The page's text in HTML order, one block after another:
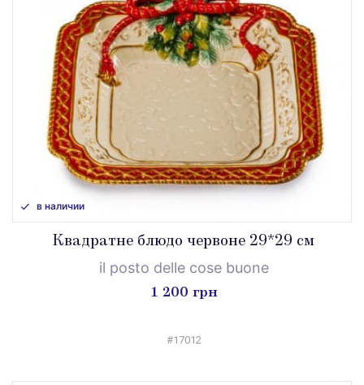
в наличии
Квадратне блюдо червоне 29*29 см
il posto delle cose buone
1 200 грн
#17012